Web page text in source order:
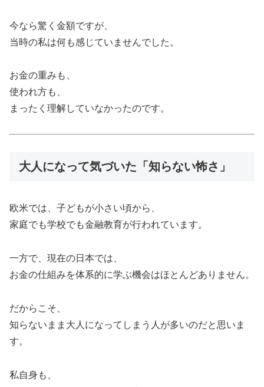
今なら驚く金額ですが、
当時の私は何も感じていませんでした。
お金の重みも、
使われ方も、
まったく理解していなかったのです。
大人になって気づいた「知らない怖さ」
欧米では、子どもが小さい頃から、
家庭でも学校でも金融教育が行われています。
一方で、現在の日本では、
お金の仕組みを体系的に学ぶ機会はほとんどありません。
だからこそ、
知らないまま大人になってしまう人が多いのだと思いま
す。
私自身も、